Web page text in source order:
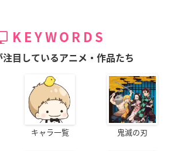
KEYWORDS
注目しているアニメ・作品たち
キャラ一覧 鬼滅の刃